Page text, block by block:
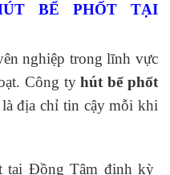
BỂ PHỐT TẠI
nghiệp trong lĩnh vực
Công tyhút bể phốt
địa chỉ tin cậy mỗi khi
tại Đồng Tâm định kỳ